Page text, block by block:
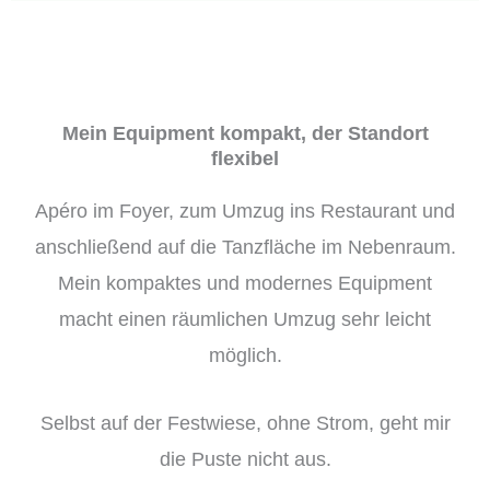
Mein Equipment kompakt, der Standort
flexibel
Apéro im Foyer, zum Umzug ins Restaurant und
anschließend auf die Tanzfläche im Nebenraum.
Mein kompaktes und modernes Equipment
macht einen räumlichen Umzug sehr leicht
möglich.
Selbst auf der Festwiese, ohne Strom, geht mir
die Puste nicht aus.